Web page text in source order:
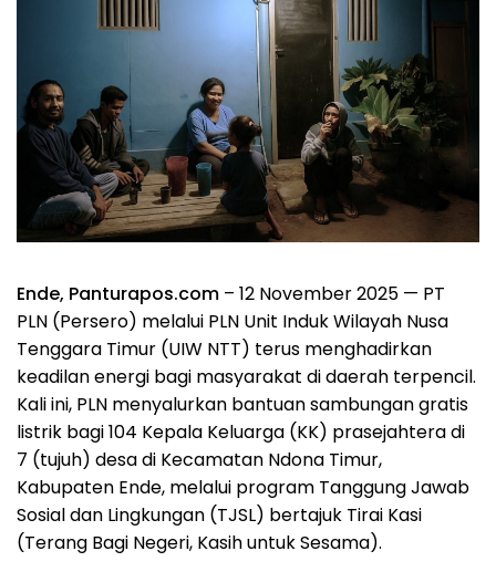
Ende, Panturapos.com – 12 November 2025 — PT
PLN (Persero) melalui PLN Unit Induk Wilayah Nusa
Tenggara Timur (UIW NTT) terus menghadirkan
keadilan energi bagi masyarakat di daerah terpencil.
Kali ini, PLN menyalurkan bantuan sambungan gratis
listrik bagi 104 Kepala Keluarga (KK) prasejahtera di
7 (tujuh) desa di Kecamatan Ndona Timur,
Kabupaten Ende, melalui program Tanggung Jawab
Sosial dan Lingkungan (TJSL) bertajuk Tirai Kasi
(Terang Bagi Negeri, Kasih untuk Sesama).